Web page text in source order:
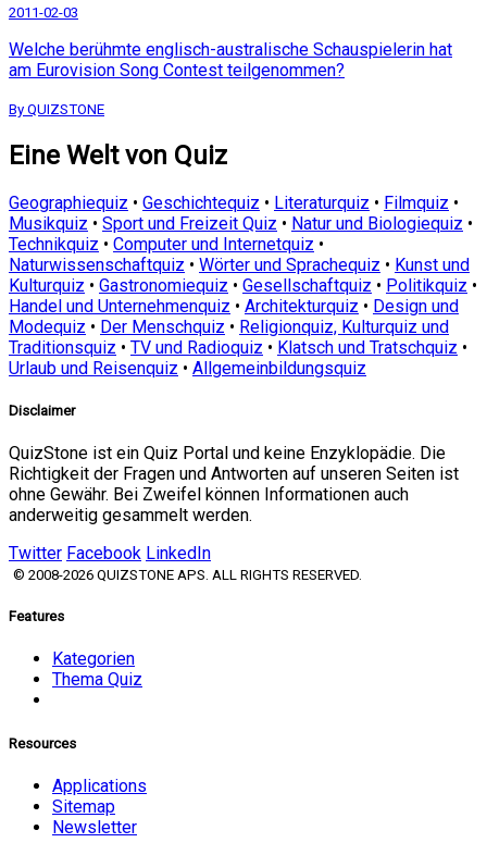
2011-02-03
Welche berühmte englisch-australische Schauspielerin hat
am Eurovision Song Contest teilgenommen?
By QUIZSTONE
Eine Welt von Quiz
Geographiequiz • Geschichtequiz • Literaturquiz • Filmquiz •
Musikquiz • Sport und Freizeit Quiz • Natur und Biologiequiz •
Technikquiz • Computer und Internetquiz •
Naturwissenschaftquiz • Wörter und Sprachequiz • Kunst und
Kulturquiz • Gastronomiequiz • Gesellschaftquiz • Politikquiz •
Handel und Unternehmenquiz • Architekturquiz • Design und
Modequiz • Der Menschquiz • Religionquiz, Kulturquiz und
Traditionsquiz • TV und Radioquiz • Klatsch und Tratschquiz •
Urlaub und Reisenquiz • Allgemeinbildungsquiz
Disclaimer
QuizStone ist ein Quiz Portal und keine Enzyklopädie. Die
Richtigkeit der Fragen und Antworten auf unseren Seiten ist
ohne Gewähr. Bei Zweifel können Informationen auch
anderweitig gesammelt werden.
Twitter Facebook LinkedIn
© 2008-2026 QUIZSTONE APS. ALL RIGHTS RESERVED.
Features
Kategorien
Thema Quiz
Resources
Applications
Sitemap
Newsletter